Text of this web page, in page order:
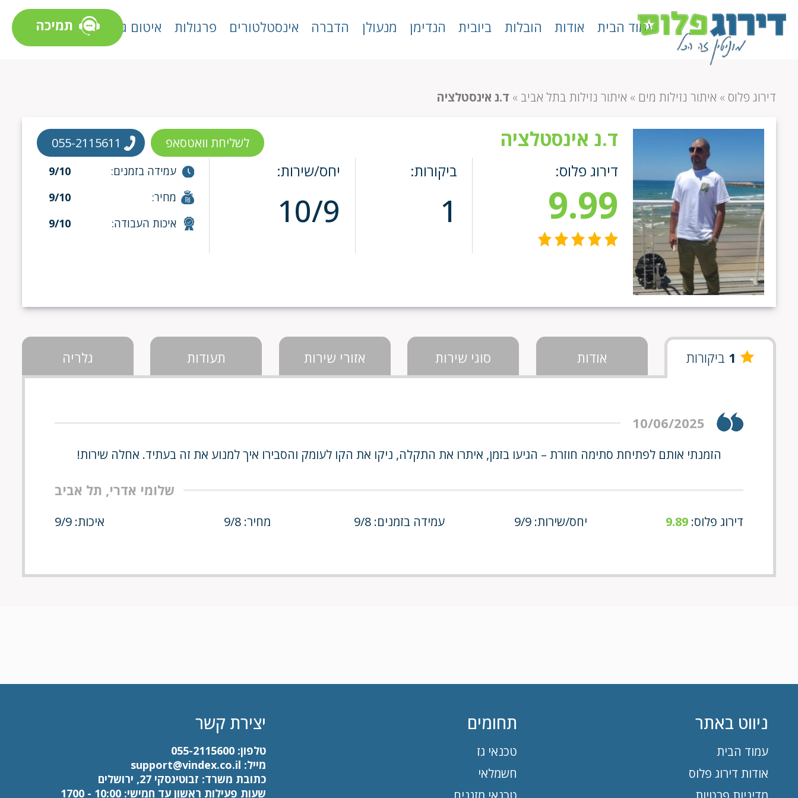
עמוד הבית אודות הובלות ביובית הנדימן מנעולן הדברה אינסטלטורים פרגולות איטום גגות תמיכה
דירוג פלוס » איתור נזילות מים » איתור נזילות בתל אביב » ד.נ אינסטלציה
ד.נ אינסטלציה
דירוג פלוס:
9.99
ביקורות:
1
יחס/שירות:
10/9
עמידה בזמנים:
9/10
מחיר:
9/10
איכות העבודה:
9/10
לשליחת וואטסאפ 055-2115611
1 ביקורות אודות סוגי שירות אזורי שירות תעודות גלריה
10/06/2025
הזמנתי אותם לפתיחת סתימה חוזרת – הגיעו בזמן, איתרו את התקלה, ניקו את הקו לעומק והסבירו איך למנוע את זה בעתיד. אחלה שירות!
שלומי אדרי, תל אביב
דירוג פלוס: 9.89 יחס/שירות: 9/9 עמידה בזמנים: 9/8 מחיר: 9/8 איכות: 9/9
ניווט באתר
עמוד הבית
אודות דירוג פלוס
תחומים
טכנאי גז
חשמלאי
יצירת קשר
טלפון:055-2115600
מייל: support@vindex.co.il
כתובת משרד: זבוטינסקי 27, ירושלים
שעות פעילות ראשון עד חמישי: 10:00 - 1700